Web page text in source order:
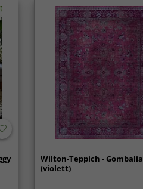
Wilton-Teppich - Gombalia
(violett)